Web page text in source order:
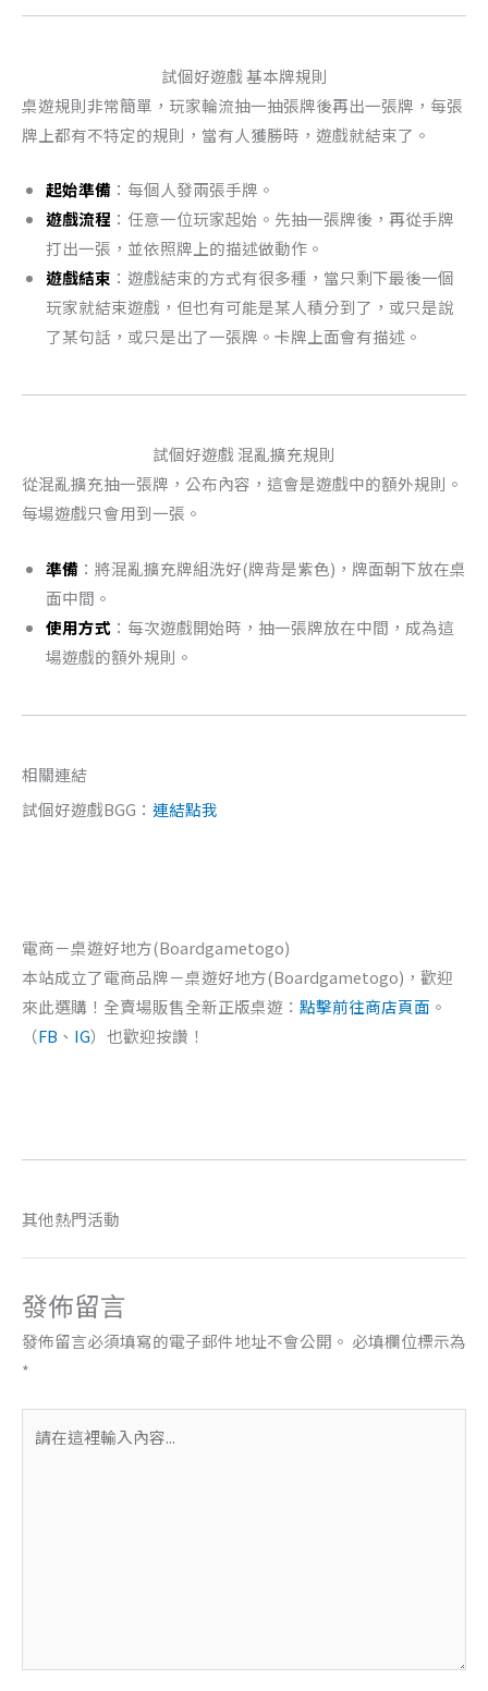
試個好遊戲 基本牌規則
桌遊規則非常簡單，玩家輪流抽一抽張牌後再出一張牌，每張
牌上都有不特定的規則，當有人獲勝時，遊戲就結束了。
起始準備：每個人發兩張手牌。
遊戲流程 ：任意一位玩家起始。先抽一張牌後，再從手牌
打出一張，並依照牌上的描述做動作。
遊戲結束 ：遊戲結束的方式有很多種，當只剩下最後一個
玩家就結束遊戲，但也有可能是某人積分到了，或只是說
了某句話，或只是出了一張牌。卡牌上面會有描述。
試個好遊戲 混亂擴充規則
從混亂擴充抽一張牌，公布內容，這會是遊戲中的額外規則。
每場遊戲只會用到一張。
準備：將混亂擴充牌組洗好(牌背是紫色)，牌面朝下放在桌
面中間。
使用方式：每次遊戲開始時，抽一張牌放在中間，成為這
場遊戲的額外規則。
相關連結
試個好遊戲BGG： 連結點我
電商－桌遊好地方(Boardgametogo)
本站成立了電商品牌－桌遊好地方(Boardgametogo)，歡迎
來此選購！全賣場販售全新正版桌遊： 點擊前往商店頁面 。
（FB 、 IG）也歡迎按讚！
其他熱門活動
發佈留言
發佈留言必須填寫的電子郵件地址不會公開。 必填欄位標示為
*
在